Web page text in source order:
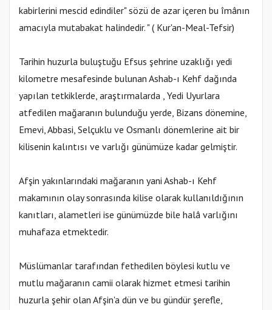
kabirlerini mescid edindiler" sözü de azar içeren bu îmânın
amacıyla mutabakat halindedir. " ( Kur'an-Meal-Tefsir)
Tarihin huzurla buluştuğu Efsus şehrine uzaklığı yedi
kilometre mesafesinde bulunan Ashab-ı Kehf dağında
yapılan tetkiklerde, araştırmalarda , Yedi Uyurlara
atfedilen mağaranın bulunduğu yerde, Bizans dönemine,
Emevi, Abbasi, Selçuklu ve Osmanlı dönemlerine ait bir
kilisenin kalıntısı ve varlığı günümüze kadar gelmiştir.
Afşin yakınlarındaki mağaranın yani Ashab-ı Kehf
makamının olay sonrasında kilise olarak kullanıldığının
kanıtları, alametleri ise günümüzde bile halâ varlığını
muhafaza etmektedir.
Müslümanlar tarafından fethedilen böylesi kutlu ve
mutlu mağaranın camii olarak hizmet etmesi tarihin
huzurla şehir olan Afşin'a dün ve bu gündür şerefle,